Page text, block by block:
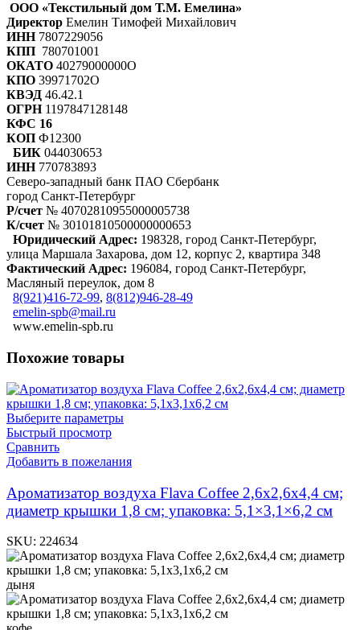
ООО «Текстильный дом Т.М. Емелина»
Директор Емелин Тимофей Михайлович
ИНН 7807229056
КПП 780701001
ОКАТО 40279000000О
КПО 39971702О
КВЭД 46.42.1
ОГРН1197847128148
КФС 16
КОП Ф12300
БИК 044030653
ИНН770783893
Северо-западный банк ПАО Сбербанк
город Санкт-Петербург
Р/счет № 40702810955000005738
К/счет № 30101810500000000653
Юридический Адрес: 198328, город Санкт-Петербург,
улица Маршала Захарова, дом 12, корпус 2, квартира 348
Фактический Адрес: 196084, город Санкт-Петербург,
Масляный переулок, дом 8
8(921)416-72-99, 8(812)946-28-49
emelin-spb@mail.ru
www.emelin-spb.ru
Похожие товары
Выберите параметры
Быстрый просмотр
Сравнить
Добавить в пожелания
Ароматизатор воздуха Flava Coffee 2,6х2,6х4,4 см;
диаметр крышки 1,8 см; упаковка: 5,1×3,1×6,2 см
SKU: 224634
дыня